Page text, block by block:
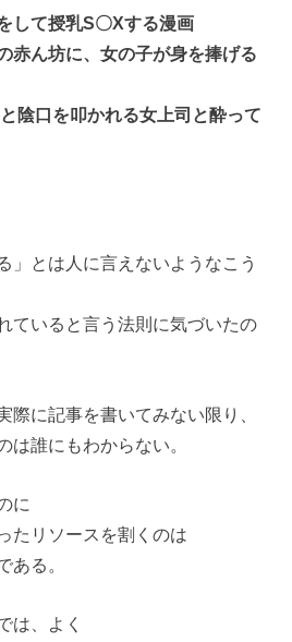
して授乳S〇Xする漫画
赤ん坊に、女の子が身を捧げる
陰口を叩かれる女上司と酔って
」とは人に言えないようなこう
ていると言う法則に気づいたの
際に記事を書いてみない限り、
は誰にもわからない。
に
たリソースを割くのは
ある。
は、よく